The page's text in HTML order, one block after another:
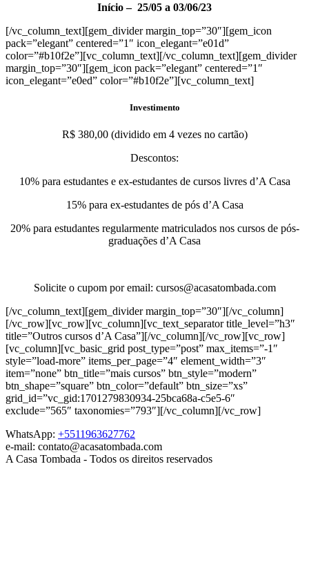
Início – 25/05 a 03/06/23
[/vc_column_text][gem_divider margin_top=”30″][gem_icon
pack=”elegant” centered=”1″ icon_elegant=”e01d”
color=”#b10f2e”][vc_column_text][/vc_column_text][gem_divider
margin_top=”30″][gem_icon pack=”elegant” centered=”1″
icon_elegant=”e0ed” color=”#b10f2e”][vc_column_text]
Investimento
R$ 380,00 (dividido em 4 vezes no cartão)
Descontos:
10% para estudantes e ex-estudantes de cursos livres d’A Casa
15% para ex-estudantes de pós d’A Casa
20% para estudantes regularmente matriculados nos cursos de pós-
graduações d’A Casa
Solicite o cupom por email: cursos@acasatombada.com
[/vc_column_text][gem_divider margin_top=”30″][/vc_column]
[/vc_row][vc_row][vc_column][vc_text_separator title_level=”h3″
title=”Outros cursos d’A Casa”][/vc_column][/vc_row][vc_row]
[vc_column][vc_basic_grid post_type=”post” max_items=”-1″
style=”load-more” items_per_page=”4″ element_width=”3″
item=”none” btn_title=”mais cursos” btn_style=”modern”
btn_shape=”square” btn_color=”default” btn_size=”xs”
grid_id=”vc_gid:1701279830934-25bca68a-c5e5-6″
exclude=”565″ taxonomies=”793″][/vc_column][/vc_row]
WhatsApp: +5511963627762
e-mail: contato@acasatombada.com
A Casa Tombada - Todos os direitos reservados